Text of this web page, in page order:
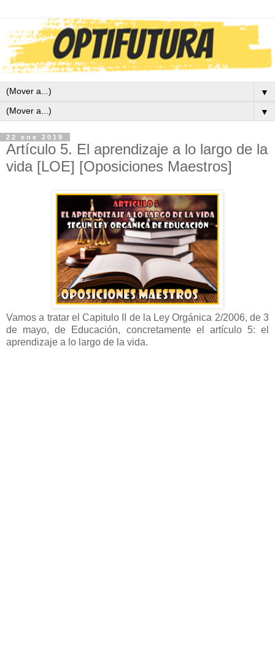
▼
▼
22 ene 2019
Artículo 5. El aprendizaje a lo largo de la
vida [LOE] [Oposiciones Maestros]
Vamos a tratar el Capitulo II de la Ley Orgánica 2/2006, de 3
de mayo, de Educación, concretamente el artículo 5: el
aprendizaje a lo largo de la vida.